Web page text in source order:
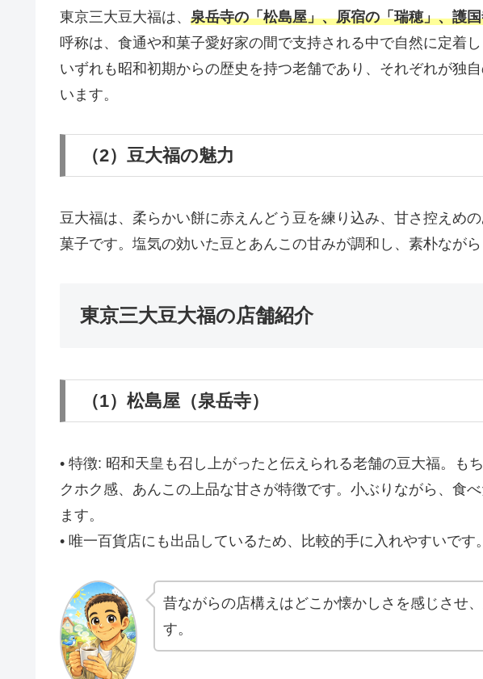
東京三大豆大福は、 泉岳寺の「松島屋」、原宿の「瑞穂」、護
呼称は、食通や和菓子愛好家の間で支持される中で自然に定着し
いずれも昭和初期からの歴史を持つ老舗であり、それぞれが独
います。
（2）豆大福の魅力
豆大福は、柔らかい餅に赤えんどう豆を練り込み、甘さ控えめ
菓子です。塩気の効いた豆とあんこの甘みが調和し、素朴なが
東京三大豆大福の店舗紹介
（1）松島屋（泉岳寺）
• 特徴: 昭和天皇も召し上がったと伝えられる老舗の豆大福。も
クホク感、あんこの上品な甘さが特徴です。小ぶりながら、食
ます。
• 唯一百貨店にも出品しているため、比較的手に入れやすいです。
昔ながらの店構えはどこか懐かしさを感じさせ
す。